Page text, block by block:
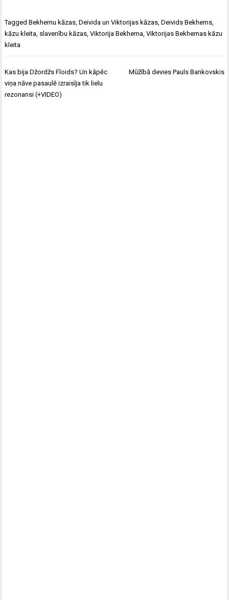
TaggedBekhemu kāzas,Deivida un Viktorijas kāzas,Deivids Bekhems,
kāzu kleita, slavenību kāzas,Viktorija Bekhema,Viktorijas Bekhemas kāzu
kleita
Ziņu
izvēlne
Kas bija Džordžs Floids? Un kāpēc
viņa nāve pasaulē izraisīja tik lielu
rezonansi (+VIDEO)
Mūžībā devies Pauls Bankovskis